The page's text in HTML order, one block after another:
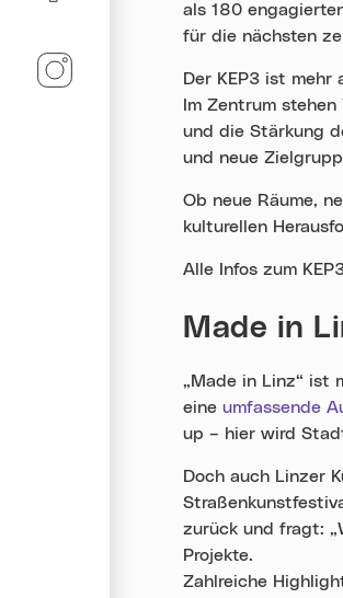
als 180
für die nächsten
Der KEP3 ist
Im Zentrum
und die Stärkung
und neue
Ob neue Räume,
kulturellen
Alle Infos zum
Made in
„Made in Linz“ ist
eine umfassende
up – hier wird
Doch auch Linzer
zurück und fragt:
Projekte.
Zahlreiche